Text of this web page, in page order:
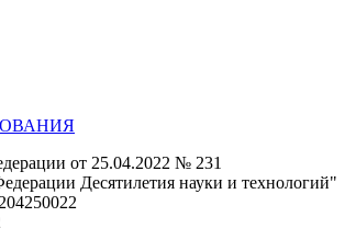
от 25.04.2022 № 231
Десятилетия науки и технологий"